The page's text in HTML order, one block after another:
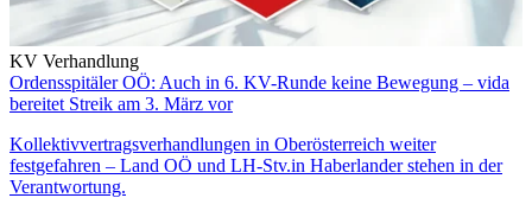
KV Verhandlung
Ordensspitäler OÖ: Auch in 6. KV-Runde keine Bewegung – vida
bereitet Streik am 3. März vor
Kollektivvertragsverhandlungen in Oberösterreich weiter
festgefahren – Land OÖ und LH-Stv.in Haberlander stehen in der
Verantwortung.